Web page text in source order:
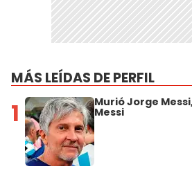
MÁS LEÍDAS DE PERFIL
1 Murió Jorge
Messi